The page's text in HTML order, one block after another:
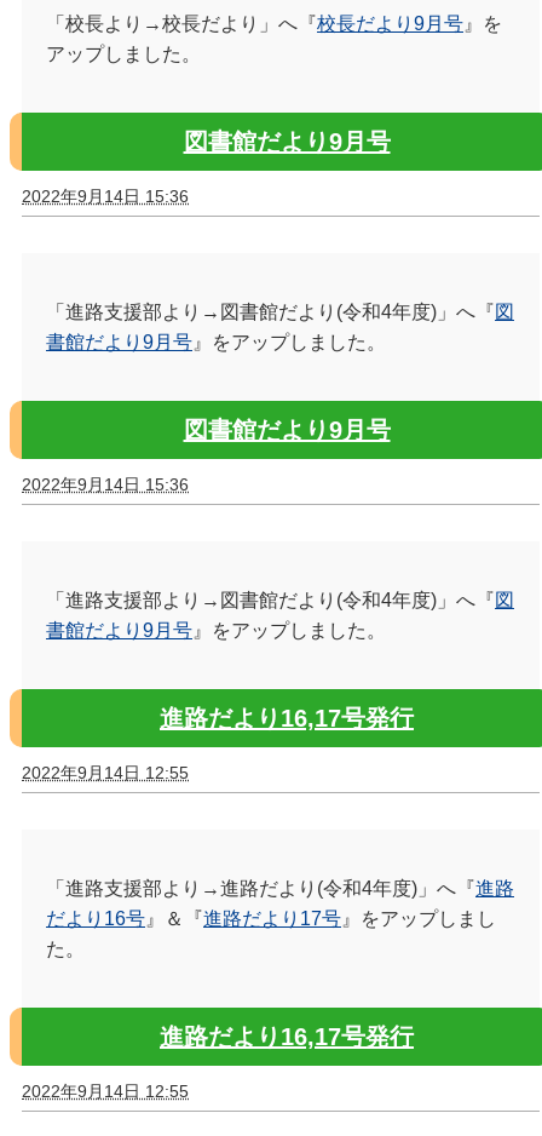
「校長より→校長だより」へ『校長だより9月号 』を
アップしました。
図書館だより9月号
2022年9月14日 15:36
「進路支援部より→図書館だより(令和4年度)」へ『図
書館だより9月号 』をアップしました。
図書館だより9月号
2022年9月14日 15:36
「進路支援部より→図書館だより(令和4年度)」へ『図
書館だより9月号 』をアップしました。
進路だより16,17号発行
2022年9月14日 12:55
「進路支援部より→進路だより(令和4年度)」へ『進路
だより16号 』＆『進路だより17号 』をアップしまし
た。
進路だより16,17号発行
2022年9月14日 12:55